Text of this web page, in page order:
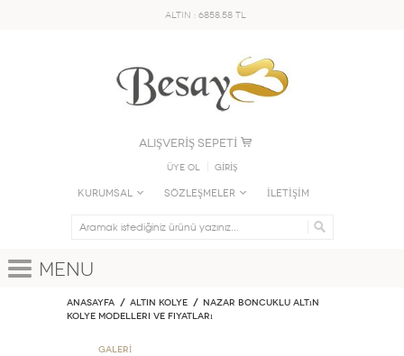
ALTIN : 6858.58 TL
ALIŞVERİŞ SEPETİ
Üye Ol GİRİŞ
KURUMSAL SÖZLEŞMELER İLETİŞİM
Menu
Anasayfa ALTIN KOLYE
Nazar Boncuklu Altın
Kolye Modelleri ve Fiyatları
GALERİ